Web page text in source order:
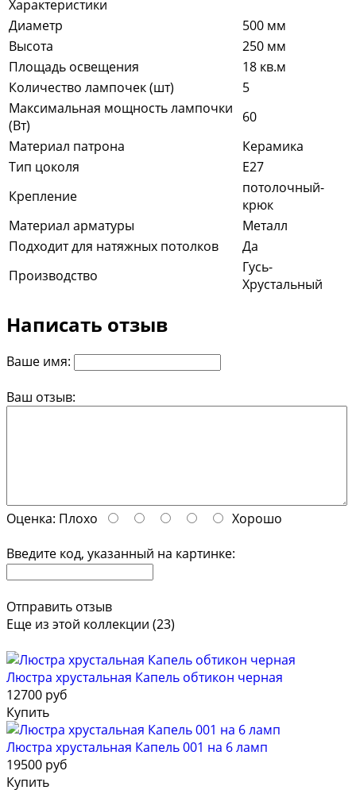
Характеристики
Диаметр
500 мм
Высота
250 мм
Площадь освещения
18 кв.м
Количество лампочек (шт)
5
Максимальная мощность лампочки
(Вт)
60
Материал патрона
Керамика
Тип цоколя
E27
Крепление
потолочный-
крюк
Материал арматуры
Металл
Подходит для натяжных потолков
Да
Производство
Гусь-
Хрустальный
Написать отзыв
Ваше имя:
Ваш отзыв:
Оценка: Плохо
Хорошо
Введите код, указанный на картинке:
Отправить отзыв
Еще из этой коллекции (23)
Люстра хрустальная Капель обтикон черная
12700 руб
Купить
Люстра хрустальная Капель 001 на 6 ламп
19500 руб
Купить